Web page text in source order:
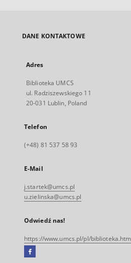
DANE KONTAKTOWE
Adres
Biblioteka UMCS
ul. Radziszewskiego 11
20-031 Lublin, Poland
Telefon
(+48) 81 537 58 93
E-Mail
j.startek@umcs.pl
u.zielinska@umcs.pl
Odwiedź nas!
https://www.umcs.pl/pl/biblioteka.htm
Facebook